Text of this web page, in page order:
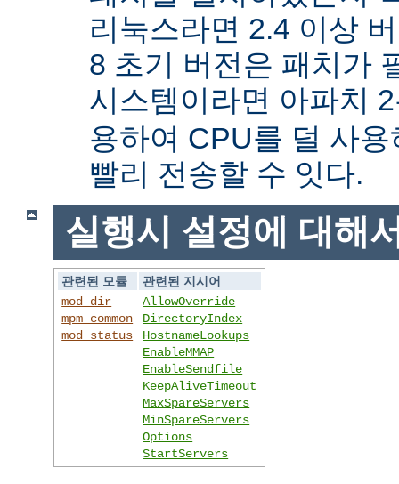
리눅스라면 2.4 이상
8 초기 버전은 패치가
시스템이라면 아파치
용하여 CPU를 덜 사
빨리 전송할 수 잇다.
실행시 설정에 대해
관련된 모듈
관련된 지시어
mod_dir
mpm_common
mod_status
AllowOverride
DirectoryIndex
HostnameLookups
EnableMMAP
EnableSendfile
KeepAliveTimeout
MaxSpareServers
MinSpareServers
Options
StartServers